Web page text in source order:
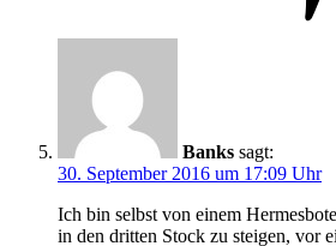
Banks sagt:
30. September 2016 um 17:09 Uhr
Ich bin selbst von einem
in den dritten Stock zu steigen, vor